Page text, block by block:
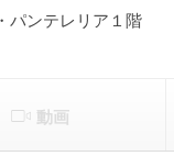
パンテレリア１階
動画